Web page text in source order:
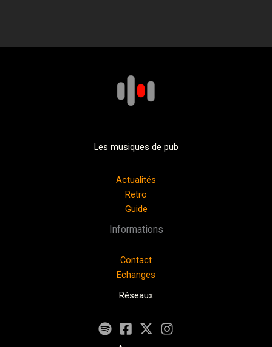
Les musiques de pub
Actualités
Retro
Guide
Informations
Contact
Echanges
Réseaux